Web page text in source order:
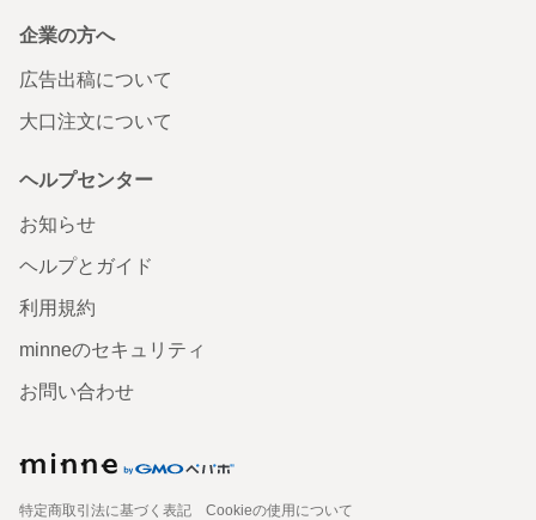
企業の方へ
広告出稿について
大口注文について
ヘルプセンター
お知らせ
ヘルプとガイド
利用規約
minneのセキュリティ
お問い合わせ
特定商取引法に基づく表記
Cookieの使用について